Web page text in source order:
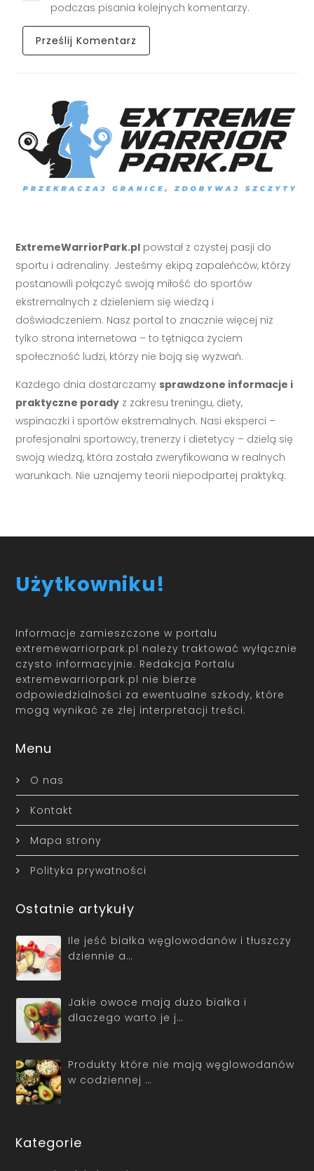
podczas pisania kolejnych komentarzy.
ExtremeWarriorPark.pl powstał z czystej pasji do
sportu i adrenaliny. Jesteśmy ekipą zapaleńców, którzy
postanowili połączyć swoją miłość do sportów
ekstremalnych z dzieleniem się wiedzą i
doświadczeniem. Nasz portal to znacznie więcej niż
tylko strona internetowa – to tętniąca życiem
społeczność ludzi, którzy nie boją się wyzwań.
Każdego dnia dostarczamy sprawdzone informacje i
praktyczne porady z zakresu treningu, diety,
wspinaczki i sportów ekstremalnych. Nasi eksperci –
profesjonalni sportowcy, trenerzy i dietetycy – dzielą się
swoją wiedzą, która została zweryfikowana w realnych
warunkach. Nie uznajemy teorii niepodpartej praktyką.
Użytkowniku!
Informacje zamieszczone w portalu
extremewarriorpark.pl należy traktować wyłącznie
czysto informacyjnie. Redakcja Portalu
extremewarriorpark.pl nie bierze
odpowiedzialności za ewentualne szkody, które
mogą wynikać ze złej interpretacji treści.
Menu
O nas
Kontakt
Mapa strony
Polityka prywatności
Ostatnie artykuły
Ile jeść białka węglowodanów i tłuszczy
dziennie a…
Jakie owoce mają dużo białka i
dlaczego warto je j…
Produkty które nie mają węglowodanów
w codziennej …
Kategorie